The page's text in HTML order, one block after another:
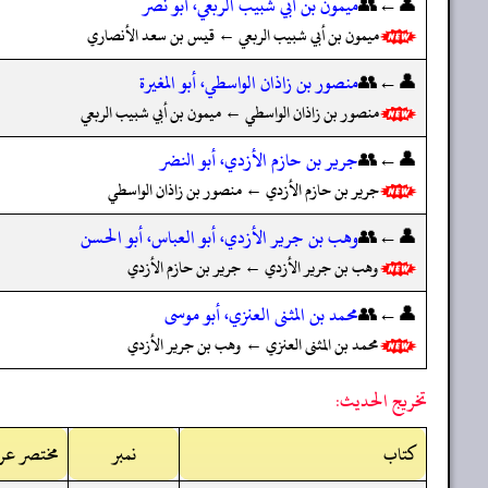
ميمون بن أبي شبيب الربعي ← قيس بن سعد الأنصاري
👤←👥منصور بن زاذان الواسطي، أبو المغيرة
منصور بن زاذان الواسطي ← ميمون بن أبي شبيب الربعي
👤←👥جرير بن حازم الأزدي، أبو النضر
جرير بن حازم الأزدي ← منصور بن زاذان الواسطي
👤←👥وهب بن جرير الأزدي، أبو العباس، أبو الحسن
وهب بن جرير الأزدي ← جرير بن حازم الأزدي
👤←👥محمد بن المثنى العنزي، أبو موسى
محمد بن المثنى العنزي ← وهب بن جرير الأزدي
تخريج الحديث:
کتاب
نمبر
مختصر